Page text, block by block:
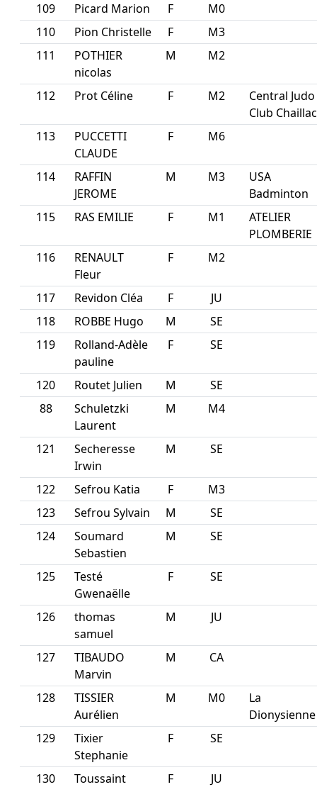
109 Picard Marion F
M0
110
Pion Christelle F
M3
111
POTHIER
nicolas
M M2
112 Prot Céline F M2
Central Judo
Club Chaillac
113
PUCCETTI
CLAUDE
F M6
114
RAFFIN
JEROME
M M3
USA
Badminton
115
RAS EMILIE F M1
ATELIER
PLOMBERIE
116
RENAULT
Fleur
F M2
117 Revidon Cléa F
JU
118
ROBBE Hugo M
SE
119
Rolland-Adèle
pauline
F SE
120 Routet Julien M
SE
88
Schuletzki
Laurent
M M4
121
Secheresse
Irwin
M SE
122 Sefrou Katia F
M3
123
Sefrou Sylvain M
SE
124
Soumard
Sebastien
M SE
125
Testé
Gwenaëlle
F SE
126
thomas
samuel
M JU
127
TIBAUDO
Marvin
M CA
128
TISSIER
Aurélien
M M0
La
Dionysienne
129
Tixier
Stephanie
F SE
130
Toussaint
F JU